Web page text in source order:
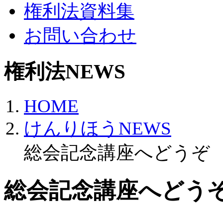
権利法資料集
お問い合わせ
権利法NEWS
HOME
けんりほうNEWS
総会記念講座へどうぞ
総会記念講座へどう